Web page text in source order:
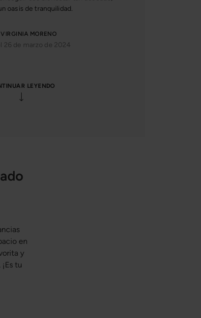
oasis de tranquilidad.
VIRGINIA MORENO
26 de marzo de 2024
LEYENDO
en
y
tu